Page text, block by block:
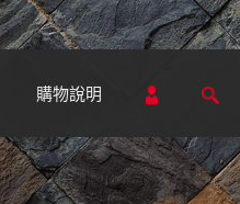
購物說明